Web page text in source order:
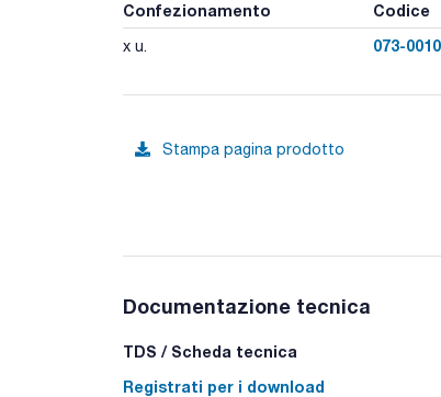
Confezionamento Codice
x u. 073-
Stampa pagina prodotto
Documentazione tecnica
TDS / Scheda tecnica
Registrati per i download